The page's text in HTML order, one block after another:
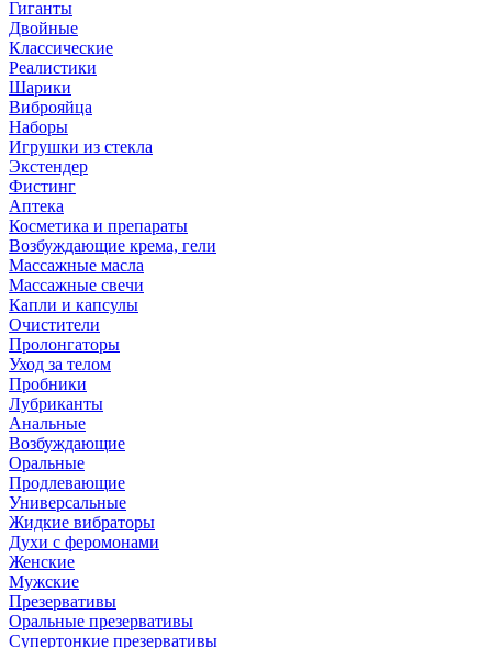
Гиганты
Двойные
Классические
Реалистики
Шарики
Виброяйца
Наборы
Игрушки из стекла
Экстендер
Фистинг
Аптека
Косметика и препараты
Возбуждающие крема, гели
Массажные масла
Массажные свечи
Капли и капсулы
Очистители
Пролонгаторы
Уход за телом
Пробники
Лубриканты
Анальные
Возбуждающие
Оральные
Продлевающие
Универсальные
Жидкие вибраторы
Духи с феромонами
Женские
Мужские
Презервативы
Оральные презервативы
Супертонкие презервативы